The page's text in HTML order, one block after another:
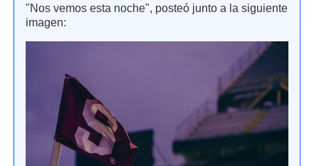
"Nos vemos esta noche", posteó junto a la siguiente
imagen: